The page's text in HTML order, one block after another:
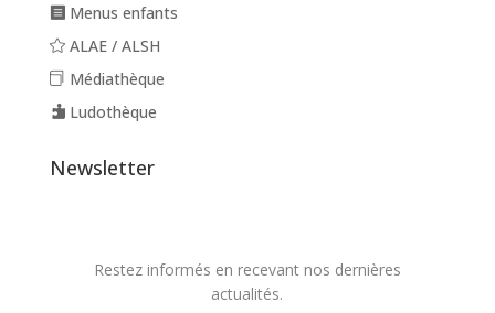
Menus enfants
ALAE / ALSH
Médiathèque
Ludothèque
Newsletter
Restez informés en recevant nos dernières
actualités.